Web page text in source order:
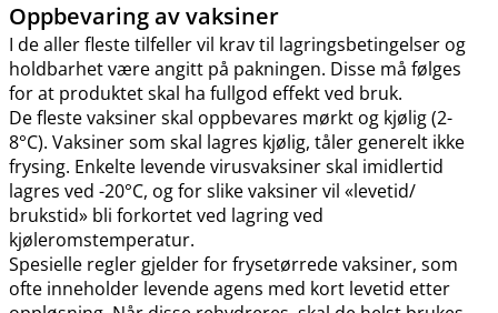
Oppbevaring av vaksiner
I de aller fleste tilfeller vil krav til lagringsbetingelser og
holdbarhet være angitt på pakningen. Disse må følges
for at produktet skal ha fullgod effekt ved bruk.
De fleste vaksiner skal oppbevares mørkt og kjølig (2-
8°C). Vaksiner som skal lagres kjølig, tåler generelt ikke
frysing. Enkelte levende virusvaksiner skal imidlertid
lagres ved -20°C, og for slike vaksiner vil «levetid​/​
brukstid» bli forkortet ved lagring ved
kjøleromstemperatur.
Spesielle regler gjelder for frysetørrede vaksiner, som
ofte inneholder levende agens med kort levetid etter